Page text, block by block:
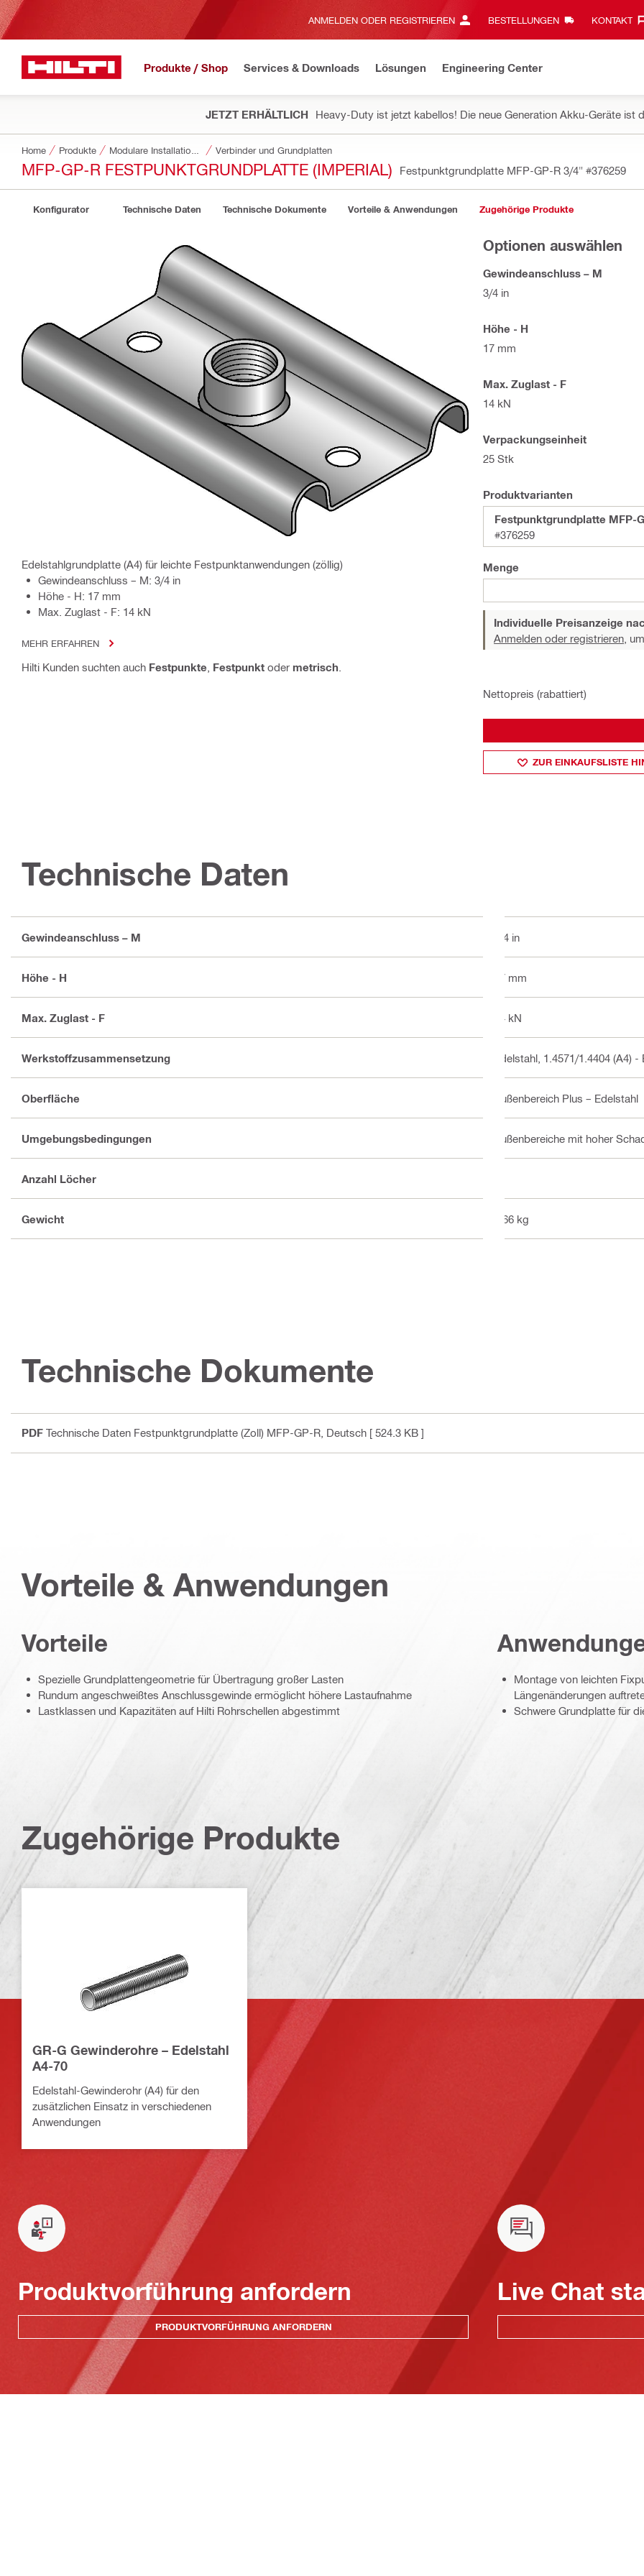
ANMELDEN ODER REGISTRIEREN BESTELLUNGEN KONTAKT‎
Produkte / Shop Services & Downloads Lösungen Engineering Center
JETZT ERHÄLTLICH Heavy-Duty ist jetzt kabellos! Die neue Generation Akku-Geräte ist
Home Produkte Verbinder und Grundplatten
MFP-GP-R FESTPUNKTGRUNDPLATTE (IMPERIAL) Festpunktgrundplatte MFP-GP-R 3/4" #376259
Konfigurator Technische Daten Technische Dokumente Vorteile & Anwendungen Zugehörige Produkte
Edelstahlgrundplatte (A4) für leichte Festpunktanwendungen (zöllig)
Gewindeanschluss – M: 3/4 in
Höhe - H: 17 mm
Max. Zuglast - F: 14 kN
MEHR ERFAHREN
Hilti Kunden suchten auch Festpunkte Festpunkt oder metrisch
Optionen auswählen
Gewindeanschluss – M
3/4 in
Höhe - H
17 mm
Max. Zuglast - F
14 kN
Verpackungseinheit
25 Stk
Produktvarianten
Festpunktgrundplatte MFP-
#376259
Menge
Individuelle Preisanzeige
Anmelden oder registrieren,
Nettopreis (rabattiert)
ZUR EINKAUFSLISTE
Technische Daten
Gewindeanschluss – M 3/4 in
Höhe - H 17 mm
Max. Zuglast - F 14 kN
Werkstoffzusammensetzung Edelstahl, 1.4571/1.4404 (A4)
Oberfläche Außenbereich Plus – Edelstahl
Umgebungsbedingungen Außenbereiche mit hoher
Anzahl Löcher
Gewicht 0.66 kg
Technische Dokumente
PDF Technische Daten Festpunktgrundplatte (Zoll) MFP-GP-R , Deutsch [ 524.3 KB ]
Vorteile & Anwendungen
Vorteile
Spezielle Grundplattengeometrie für Übertragung großer Lasten
Rundum angeschweißtes Anschlussgewinde ermöglicht höhere Lastaufnahme
Lastklassen und Kapazitäten auf Hilti Rohrschellen abgestimmt
Montage von leichten
Längenänderungen
Schwere Grundplatte für
Zugehörige Produkte
GR-G Gewinderohre – Edelstahl
A4-70
Edelstahl-Gewinderohr (A4) für den
zusätzlichen Einsatz in verschiedenen
Anwendungen
Produktvorführung anfordern
PRODUKTVORFÜHRUNG ANFORDERN
Live Chat